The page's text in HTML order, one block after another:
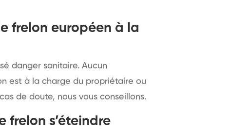
frelon européen à la
danger sanitaire. Aucun
est à la charge du propriétaire ou
de doute, nous vous conseillons.
frelon s’éteindre